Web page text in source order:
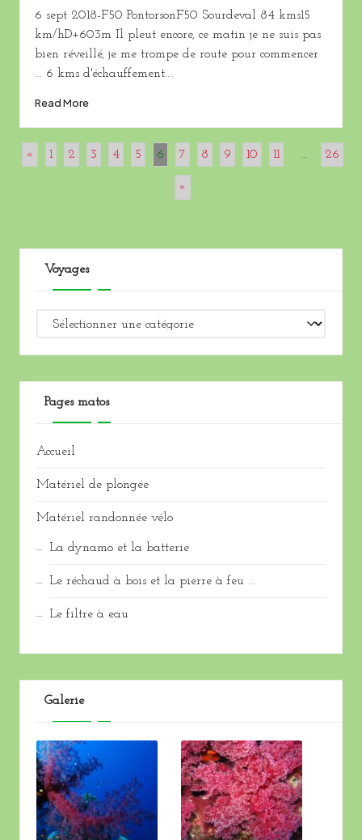
by
6 sept 2018-F50 PontorsonF50 Sourdeval 84 kms15
km/hD+603m Il pleut encore, ce matin je ne suis pas
bien réveillé, je me trompe de route pour commencer
... 6 kms d'échauffement.…
Read More
« 1 2 3 4 5 6 7 8 9 10 11 … 26
»
Voyages
Voyages
Pages matos
Accueil
Matériel de plongée
Matériel randonnée vélo
La dynamo et la batterie
Le réchaud à bois et la pierre à feu …
Le filtre à eau
Galerie